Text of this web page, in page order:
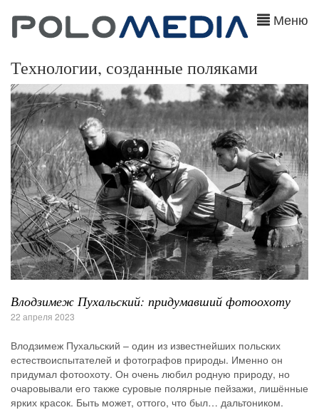
Меню
Технологии, созданные поляками
Влодзимеж Пухальский: придумавший фотоохоту
22 апреля 2023
Влодзимеж Пухальский – один из известнейших польских
естествоиспытателей и фотографов природы. Именно он
придумал фотоохоту. Он очень любил родную природу, но
очаровывали его также суровые полярные пейзажи, лишённые
ярких красок. Быть может, оттого, что был… дальтоником.